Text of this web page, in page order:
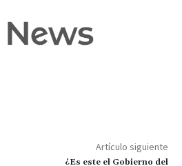
Artículo siguiente
¿Es este el Gobierno del